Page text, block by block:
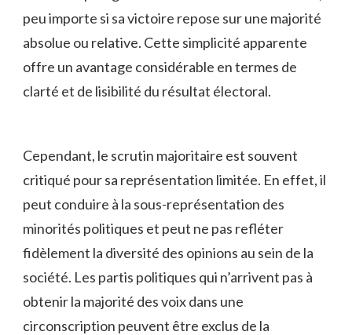
peu importe ⁤si sa victoire repose sur une majorité ​
absolue⁢ ou relative. Cette simplicité apparente
offre ‌un avantage considérable en termes⁣ de
clarté et de ⁤lisibilité du ‍résultat​ électoral.
Cependant, le ⁤scrutin majoritaire est souvent
critiqué pour ​sa représentation limitée. En effet, il
peut ⁢conduire à ⁤la sous-représentation des
minorités ‍politiques et peut ne ⁢pas‍ refléter
fidèlement la diversité⁤ des opinions ⁤au ‍sein de la
société. Les partis ⁤politiques qui n’arrivent pas ⁢à
obtenir la majorité des⁣ voix dans​ une
circonscription peuvent être exclus⁤ de la⁢